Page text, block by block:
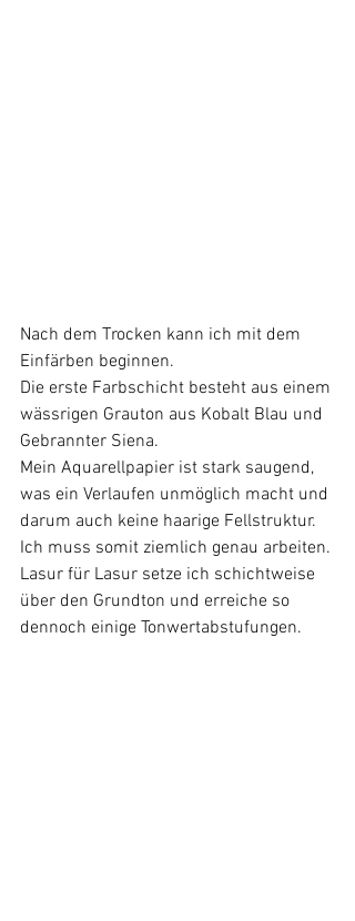
Nach dem Trocken kann ich mit dem
Einfärben beginnen.
Die erste Farbschicht besteht aus einem
wässrigen Grauton aus Kobalt Blau und
Gebrannter Siena.
Mein Aquarellpapier ist stark saugend,
was ein Verlaufen unmöglich macht und
darum auch keine haarige Fellstruktur.
Ich muss somit ziemlich genau arbeiten.
Lasur für Lasur setze ich schichtweise
über den Grundton und erreiche so
dennoch einige Tonwertabstufungen.